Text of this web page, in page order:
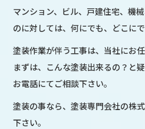
マンション、ビル、戸建住宅、機
のに対しては、何にでも、どこに
塗装作業が伴う工事は、当社にお任
まずは、こんな塗装出来るの？と
お電話にてご相談下さい。
塗装の事なら、塗装専門会社の株
下さい。